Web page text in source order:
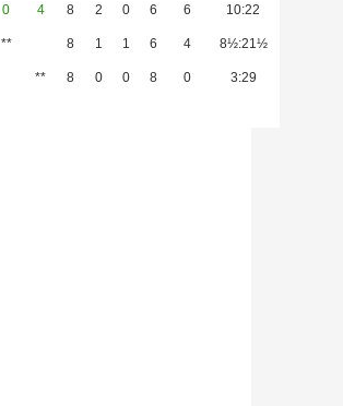
0 4 8 2 0 6 6 10:22
** 8 1 1 6 4 8½:21½
** 8 0 0 8 0 3:29